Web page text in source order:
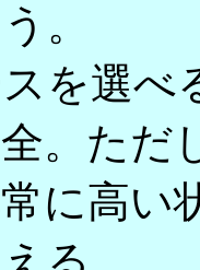
。
を選べ
。ただ
に高い